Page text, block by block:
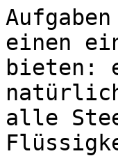
einen
bieten:
alle